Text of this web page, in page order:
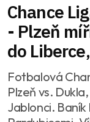
Chance
- Plzeň
do
Fotbalová
Plzeň vs.
Jablonci. Baník